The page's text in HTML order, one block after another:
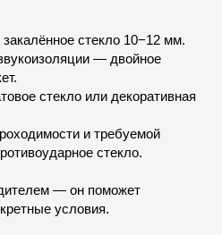
стекло 10−12 мм.
— двойное
стекло или декоративная
и требуемой
стекло.
— он поможет
условия.